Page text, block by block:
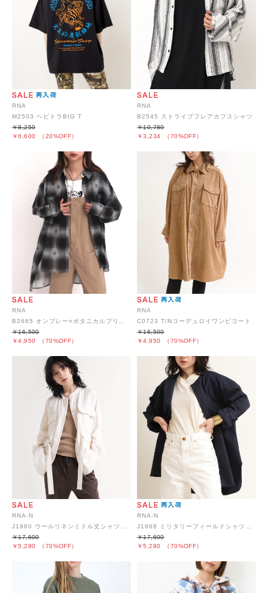
RNA
M2503 ヘビトラBIG T
￥6,600 （20%OFF）
￥8,250
RNA
B2545 ストライプフレアカフスシャツ
￥3,234 （70%OFF）
￥10,780
RNA
B2665 オンブレー×ボタニカルプリントBIGシャツ
￥4,950 （70%OFF）
￥16,500
RNA
C0723 T/Nコーデュロイワンピコート
￥4,950 （70%OFF）
￥16,500
RNA-N
￥5,280 （70%OFF）
￥17,600
RNA-N
￥5,280 （70%OFF）
￥17,600